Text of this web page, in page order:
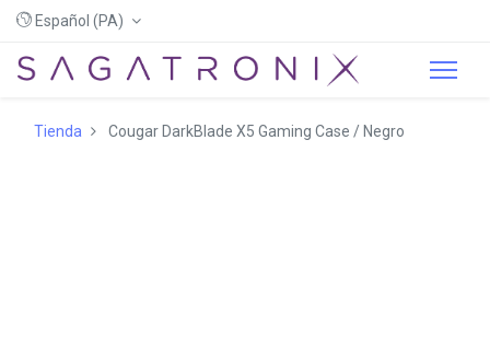
Español (PA)
Tienda Cougar DarkBlade X5 Gaming Case / Negro